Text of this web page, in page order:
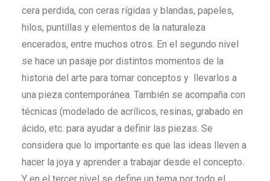
cera perdida, con ceras rígidas y blandas, papeles,
hilos, puntillas y elementos de la naturaleza
encerados, entre muchos otros. En el segundo nivel
se hace un pasaje por distintos momentos de la
historia del arte para tomar conceptos y llevarlos a
una pieza contemporánea. También se acompaña con
técnicas (modelado de acrílicos, resinas, grabado en
ácido, etc. para ayudar a definir las piezas. Se
considera que lo importante es que las ideas lleven a
hacer la joya y aprender a trabajar desde el concepto.